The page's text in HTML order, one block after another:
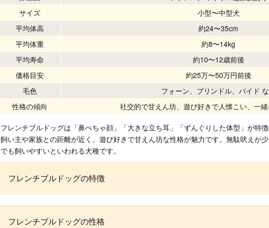
サイズ
小型〜中型犬
平均体高
約24〜35cm
平均体重
約8〜14kg
平均寿命
約10〜12歳前後
価格目安
約25万〜50万円前後
毛色
フォーン、ブリンドル、パイド
性格の傾向
社交的で甘えん坊、遊び好きで人懐こい、一
フレンチブルドッグは「鼻ぺちゃ顔」「大きな立ち耳」「ずんぐりした体型」が特徴
飼い主や家族との距離が近く、遊び好きで甘えん坊な性格が魅力です。無駄吠えが
でも飼いやすいといわれる犬種です。
フレンチブルドッグの特徴
フレンチブルドッグの性格